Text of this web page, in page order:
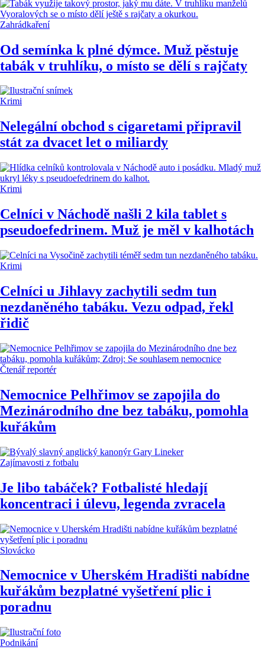
Zahrádkaření
Od semínka k plné dýmce. Muž pěstuje
tabák v truhlíku, o místo se dělí s rajčaty
Krimi
Nelegální obchod s cigaretami připravil
stát za dvacet let o miliardy
Krimi
Celníci v Náchodě našli 2 kila tablet s
pseudoefedrinem. Muž je měl v kalhotách
Krimi
Celníci u Jihlavy zachytili sedm tun
nezdaněného tabáku. Vezu odpad, řekl
řidič
Čtenář reportér
Nemocnice Pelhřimov se zapojila do
Mezinárodního dne bez tabáku, pomohla
kuřákům
Zajímavosti z fotbalu
Je libo tabáček? Fotbalisté hledají
koncentraci i úlevu, legenda zvracela
Slovácko
Nemocnice v Uherském Hradišti nabídne
kuřákům bezplatné vyšetření plic i
poradnu
Podnikání